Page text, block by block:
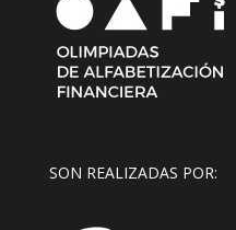
SON REALIZADAS POR: